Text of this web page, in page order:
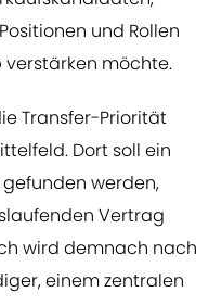
und Rollen
verstärken möchte.
Transfer-Priorität
Dort soll ein
werden,
Vertrag
wird demnach nach
einem zentralen